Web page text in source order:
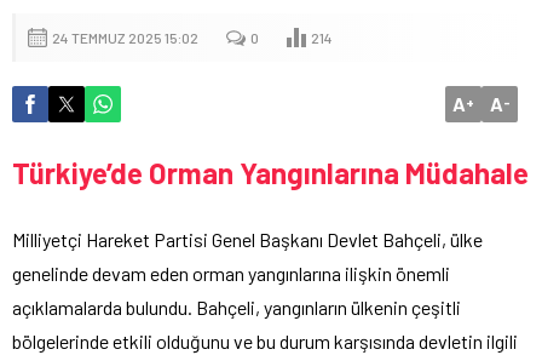
24 TEMMUZ 2025 15:02 0 214
A+ A-
Türkiye’de Orman Yangınlarına Müdahale
Milliyetçi Hareket Partisi Genel Başkanı Devlet Bahçeli, ülke
genelinde devam eden orman yangınlarına ilişkin önemli
açıklamalarda bulundu. Bahçeli, yangınların ülkenin çeşitli
bölgelerinde etkili olduğunu ve bu durum karşısında devletin ilgili